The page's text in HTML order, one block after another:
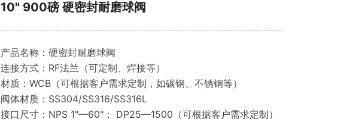
10" 900磅 硬密封耐磨球阀
产品名称：硬密封耐磨球阀
连接方式：RF法兰（可定制、焊接等）
材质：WCB（可根据客户需求定制，如碳钢、不锈钢等）
阀体材质：SS304/SS316/SS316L
接口尺寸：NPS 1"—60"； DP25—1500（可根据客户需求定制）